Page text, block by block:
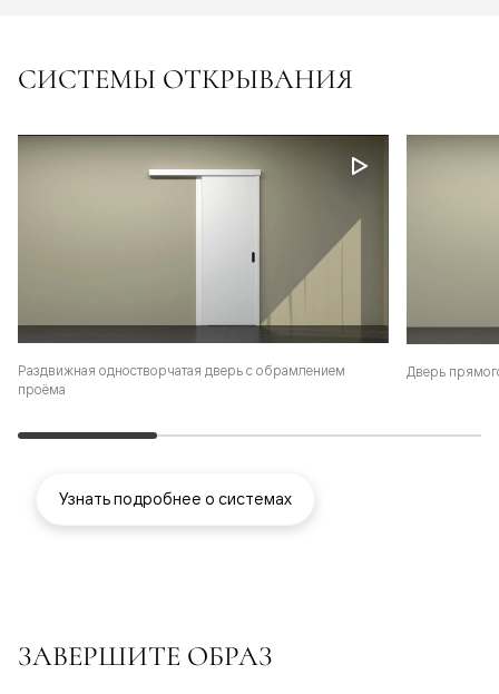
СИСТЕМЫ ОТКРЫВАНИЯ
Раздвижная одностворчатая дверь с обрамлением
проёма
Дверь
Узнать подробнее о системах
ЗАВЕРШИТЕ ОБРАЗ